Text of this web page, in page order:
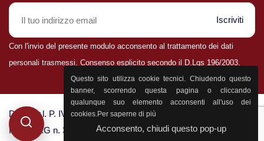
Questo sito utilizza cookie tecnici. Chiudendo questo
banner, scorrendo questa pagina o cliccando
qualunque suo elemento acconsenti all'uso dei
cookies.Per saperne di più
Acconsento, chiudi questo pop-up
0432 25400
Iscriviti
Con l'invio del presente modulo acconsento al trattamento dei dati
personali trasmessi. Consenso esplicito secondo il D.Lgs 196/2003.
D&P S.r.l. P. IVA 02398830303 - CCIA Udine n. 25774 - Aut.
Reg. F.V.G n. 3124 - Polizza “Filo Diretto” n. 1505000904/E